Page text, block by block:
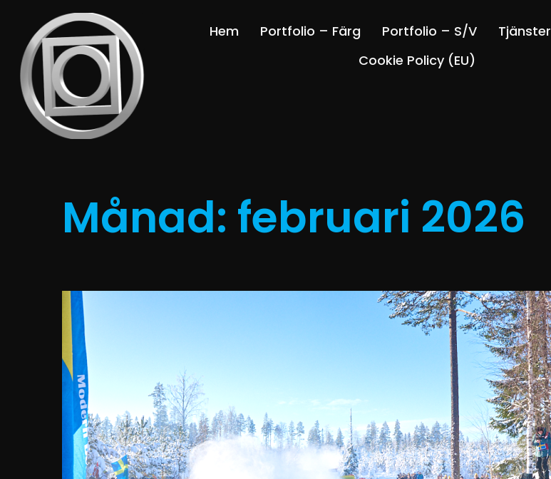
Hem Portfolio – Färg Portfolio – S/V Tjänster
Cookie Policy (EU)
Månad: februari 2026